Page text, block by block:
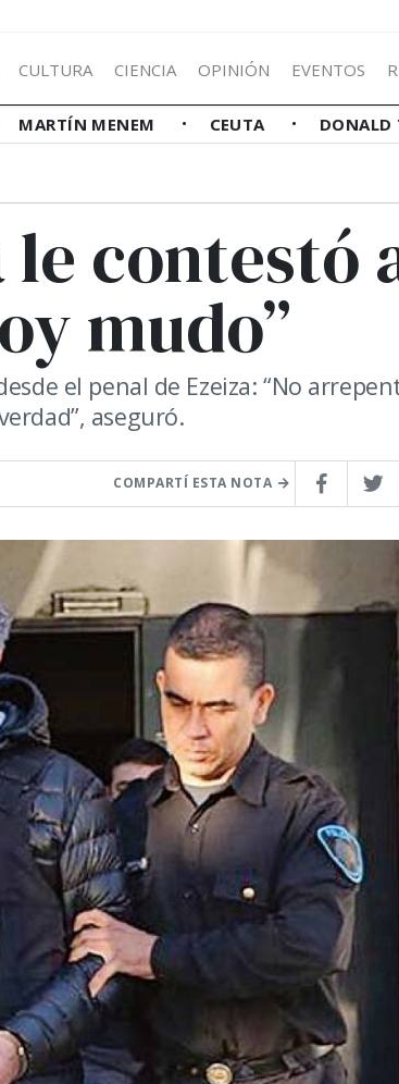
CULTURA CIENCIA OPINIÓN EVENTOS
MARTÍN MENEM CEUTA DONALD
contestó
mudo”
el penal de Ezeiza: “No
aseguró.
COMPARTÍ ESTA NOTA